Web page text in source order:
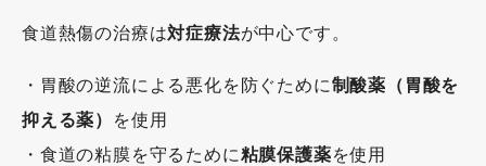
食道熱傷の治療は対症療法が中心です。
・胃酸の逆流による悪化を防ぐために制酸薬（胃酸を
抑える薬）
を使用
・食道の粘膜を守るために粘膜保護薬を使用